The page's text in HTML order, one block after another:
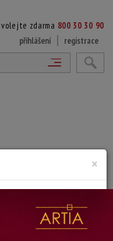
zdarma 800 30 30 90
přihlášení
registrace
×